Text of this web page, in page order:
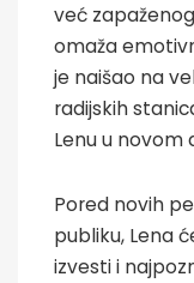
već
omaža
je naišao na
radijskih
Lenu u novom
Pored novih
publiku, Lena
izvesti i